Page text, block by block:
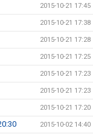
2015-10-21 17:45
2015-10-21 17:38
2015-10-21 17:28
2015-10-21 17:25
2015-10-21 17:23
2015-10-21 17:23
2015-10-21 17:20
2015-10-02 14:40